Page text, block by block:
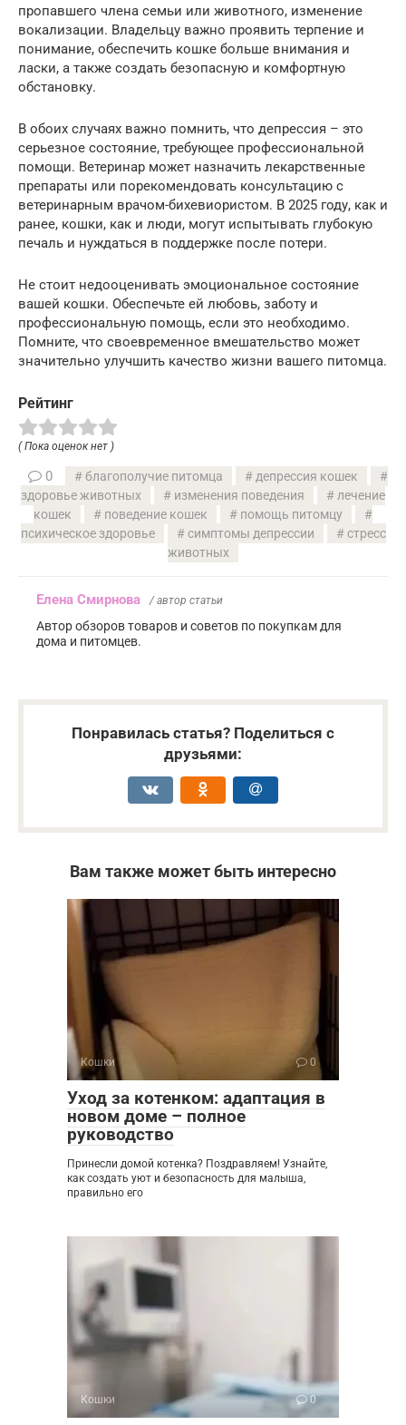
пропавшего члена семьи или животного, изменение
вокализации. Владельцу важно проявить терпение и
понимание, обеспечить кошке больше внимания и
ласки, а также создать безопасную и комфортную
обстановку.
В обоих случаях важно помнить, что депрессия – это
серьезное состояние, требующее профессиональной
помощи. Ветеринар может назначить лекарственные
препараты или порекомендовать консультацию с
ветеринарным врачом-бихевиористом. В 2025 году, как и
ранее, кошки, как и люди, могут испытывать глубокую
печаль и нуждаться в поддержке после потери.
Не стоит недооценивать эмоциональное состояние
вашей кошки. Обеспечьте ей любовь, заботу и
профессиональную помощь, если это необходимо.
Помните, что своевременное вмешательство может
значительно улучшить качество жизни вашего питомца.
Рейтинг
( Пока оценок нет )
0 благополучие питомца
депрессия кошек
здоровье животных
изменения поведения
лечение
кошек
поведение кошек
помощь питомцу
психическое здоровье
симптомы депрессии
стресс
животных
Елена Смирнова / автор статьи
Автор обзоров товаров и советов по покупкам для
дома и питомцев.
Понравилась статья? Поделиться с
друзьями:
Вам также может быть интересно
Кошки 0
Уход за котенком: адаптация в
новом доме – полное
руководство
Принесли домой котенка? Поздравляем! Узнайте,
как создать уют и безопасность для малыша,
правильно его
Кошки 0